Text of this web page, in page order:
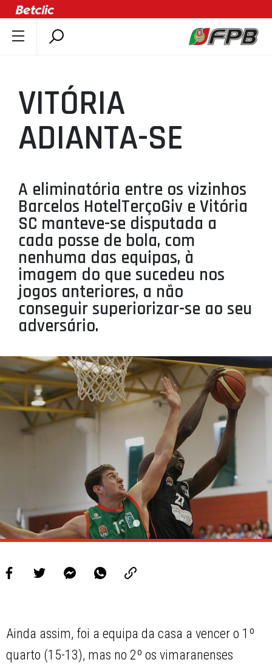
DOCUMENTOS
ÚLTIMAS
COMPETIÇÕES
ASSOCIAÇÕES
AGENTES
AGENDA
SELEÇÕES
MINIBASQUETE
ÁREA TÉCNICA
PROJETOS
LIGA BETCLIC MASCULINA
LIGA BETCLIC FEMININA
VITÓRIA
ADIANTA-SE
A eliminatória entre os vizinhos
Barcelos HotelTerçoGiv e Vitória
SC manteve-se disputada a
cada posse de bola, com
nenhuma das equipas, à
imagem do que sucedeu nos
jogos anteriores, a não
conseguir superiorizar-se ao seu
adversário.
Ainda assim, foi a equipa da casa a vencer o 1º
quarto (15-13), mas no 2º os vimaranenses